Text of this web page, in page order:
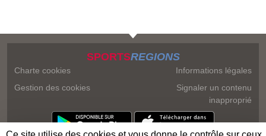
SPORTSREGIONS
Charte cookies
Gestion des cookies
Informations légales
Signaler un contenu
inapproprié